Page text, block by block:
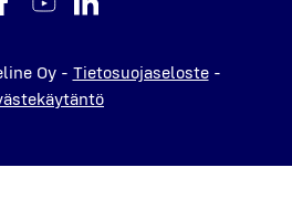
Oy - Tietosuojaseloste-